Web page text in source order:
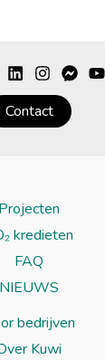
Contact
Projecten
kredieten
FAQ
NIEUWS
bedrijven
Kuwi